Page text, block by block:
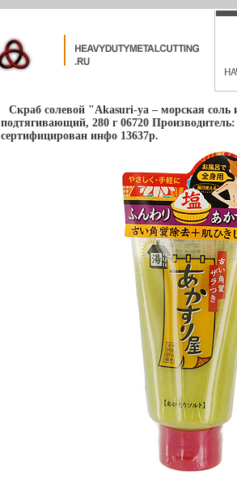
Скраб солевой "Akasuri-ya – морская соль
подтягивающий, 280 г 06720
сертифицирован инфо 13637p.